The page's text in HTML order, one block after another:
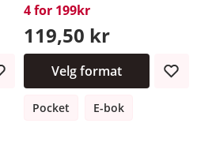
4 for 199kr
119,50 kr
Velg format
Pocket E-bok